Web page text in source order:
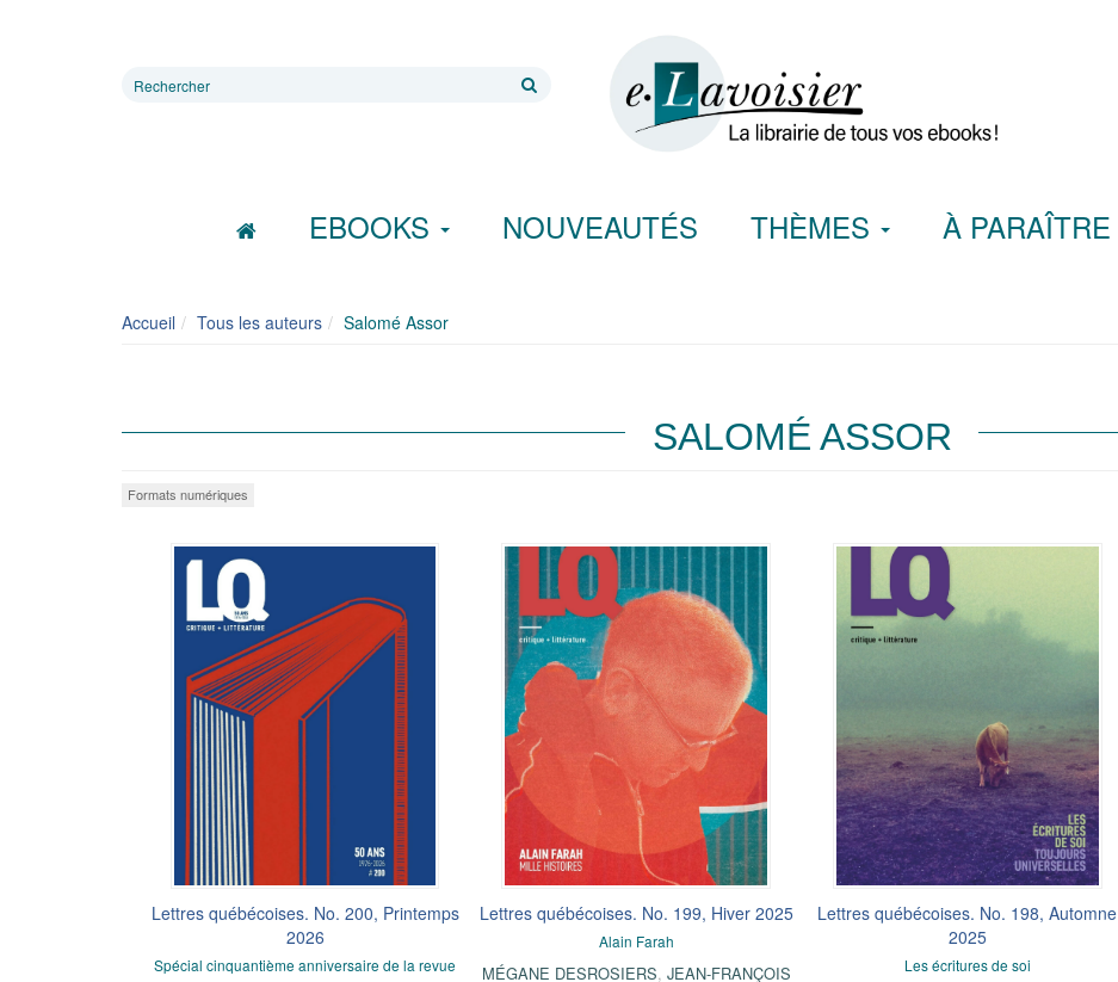
Rechercher
EBOOKS NOUVEAUTÉS THÈMES À PARAÎTRE
Accueil Tous les auteurs Salomé Assor
SALOMÉ ASSOR
Formats numériques
Lettres québécoises. No. 200, Printemps
2026
Spécial cinquantième anniversaire de la revue
Lettres québécoises. No. 199, Hiver 2025
Alain Farah
MÉGANE DESROSIERS, JEAN-FRANÇOIS
Lettres québécoises. No. 198, Automne
2025
Les écritures de soi